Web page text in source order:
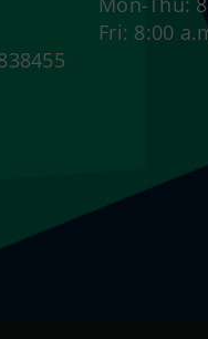
Fri: 8:00